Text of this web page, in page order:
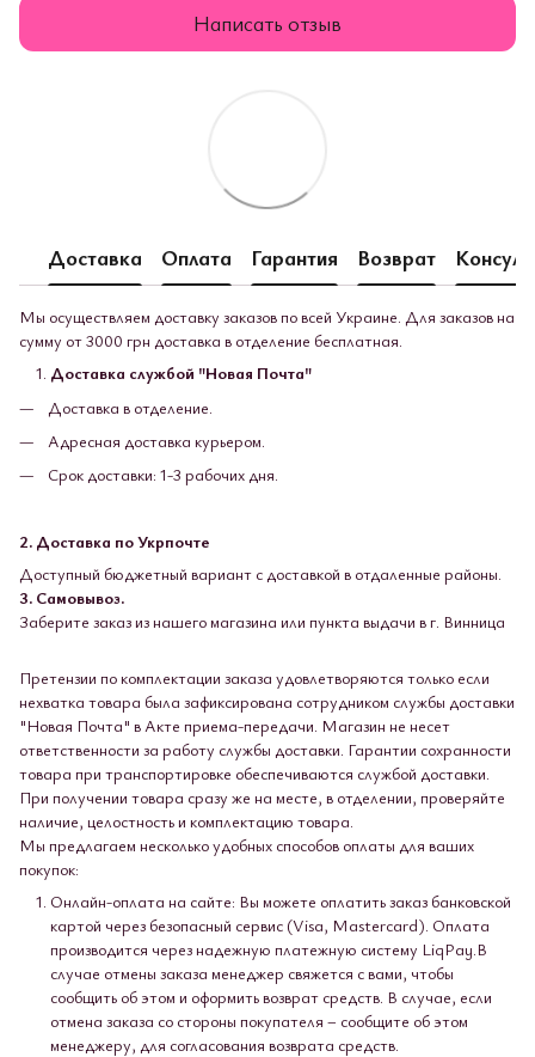
Написать отзыв
Доставка Оплата Гарантия Возврат
Мы осуществляем доставку заказов по всей Украине. Для заказов на
сумму от 3000 грн доставка в отделение бесплатная.
Доставка службой "Новая Почта"
Доставка в отделение.
Адресная доставка курьером.
Срок доставки: 1-3 рабочих дня.
2. Доставка по Укрпочте
Доступный бюджетный вариант с доставкой в ​​отдаленные районы.
3. Самовывоз.
Заберите заказ из нашего магазина или пункта выдачи в г. Винница
Претензии по комплектации заказа удовлетворяются только если
нехватка товара была зафиксирована сотрудником службы доставки
"Новая Почта" в Акте приема-передачи. Магазин не несет
ответственности за работу службы доставки. Гарантии сохранности
товара при транспортировке обеспечиваются службой доставки.
При получении товара сразу же на месте, в отделении, проверяйте
наличие, целостность и комплектацию товара.
Мы предлагаем несколько удобных способов оплаты для ваших
покупок:
Онлайн-оплата на сайте: Вы можете оплатить заказ банковской
картой через безопасный сервис (Visa, Mastercard). Оплата
производится через надежную платежную систему LiqPay.В
случае отмены заказа менеджер свяжется с вами, чтобы
сообщить об этом и оформить возврат средств. В случае, если
отмена заказа со стороны покупателя – сообщите об этом
менеджеру, для согласования возврата средств.